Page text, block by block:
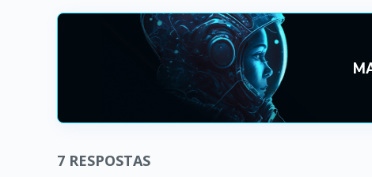
7 RESPOSTAS